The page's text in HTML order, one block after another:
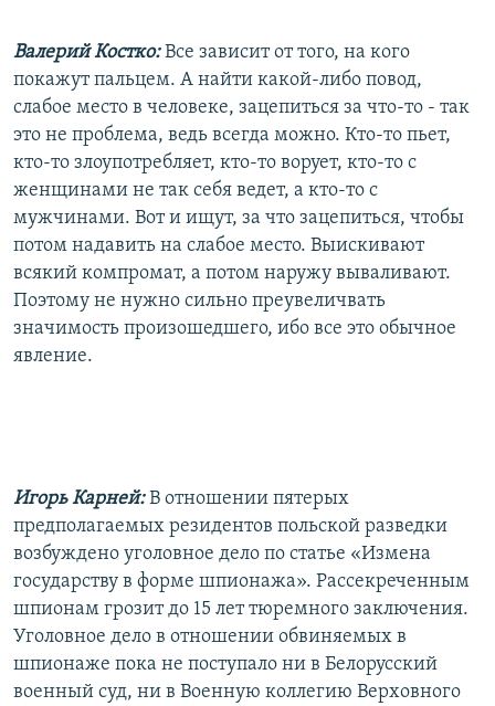
Валерий Костко:Все зависит от того, на кого
покажут пальцем. А найти какой-либо повод,
слабое место в человеке, зацепиться за что-то - так
это не проблема, ведь всегда можно. Кто-то пьет,
кто-то злоупотребляет, кто-то ворует, кто-то с
женщинами не так себя ведет, а кто-то с
мужчинами. Вот и ищут, за что зацепиться, чтобы
потом надавить на слабое место. Выискивают
всякий компромат, а потом наружу вываливают.
Поэтому не нужно сильно преувеличвать
значимость произошедшего, ибо все это обычное
явление.
Игорь Карней:В отношении пятерых
предполагаемых резидентов польской разведки
возбуждено уголовное дело по статье «Измена
государству в форме шпионажа». Рассекреченным
шпионам грозит до 15 лет тюремного заключения.
Уголовное дело в отношении обвиняемых в
шпионаже пока не поступало ни в Белорусский
военный суд, ни в Военную коллегию Верховного